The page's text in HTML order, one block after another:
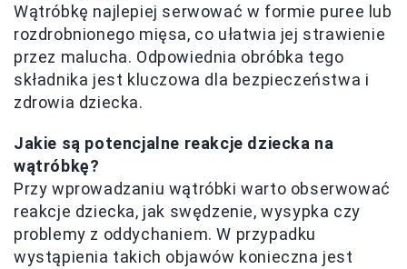
Wątróbkę najlepiej serwować w formie puree lub
rozdrobnionego mięsa, co ułatwia jej strawienie
przez malucha. Odpowiednia obróbka tego
składnika jest kluczowa dla bezpieczeństwa i
zdrowia dziecka.
Jakie są potencjalne reakcje dziecka na
wątróbkę?
Przy wprowadzaniu wątróbki warto obserwować
reakcje dziecka, jak swędzenie, wysypka czy
problemy z oddychaniem. W przypadku
wystąpienia takich objawów konieczna jest